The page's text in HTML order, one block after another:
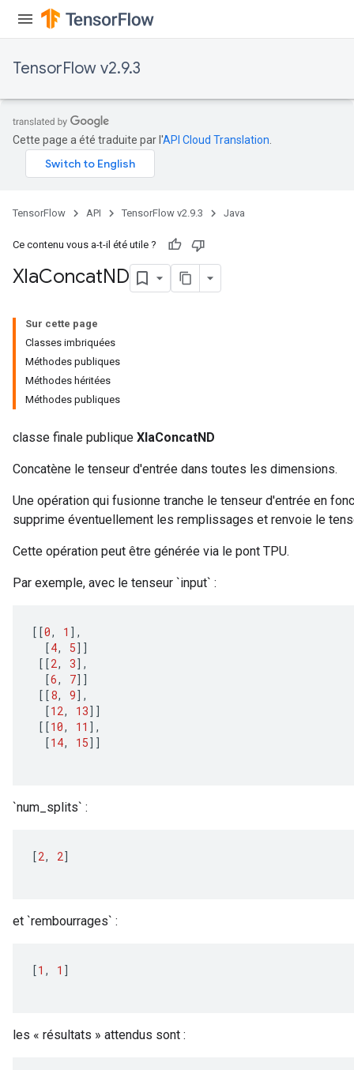
TensorFlow v2.9.3
Cette page a été traduite par l'API Cloud Translation
TensorFlow API TensorFlow v2.9.3 Java
Ce contenu vous a-t-il été utile ?
XlaConcatND
Sur cette page
Classes imbriquées
Méthodes publiques
Méthodes héritées
Méthodes publiques
classe finale publique XlaConcatND
Concatène le tenseur d'entrée dans toutes les dimensions.
Une opération qui fusionne tranche le tenseur d'entrée en
supprime éventuellement les remplissages et renvoie le
Cette opération peut être générée via le pont TPU.
Par exemple, avec le tenseur `input` :
[[0, 1 ] ,
[4, 5]]
[[2, 3] ,
[6, 7]]
[[8, 9] ,
[12, 13]]
[[10, 11 ] ,
[14, 15]]
`num_splits` :
[2, 2]
et `rembourrages` :
[1 , 1 ]
les « résultats » attendus sont :